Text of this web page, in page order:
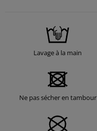
Lavage à la main
Ne pas sécher en tambour